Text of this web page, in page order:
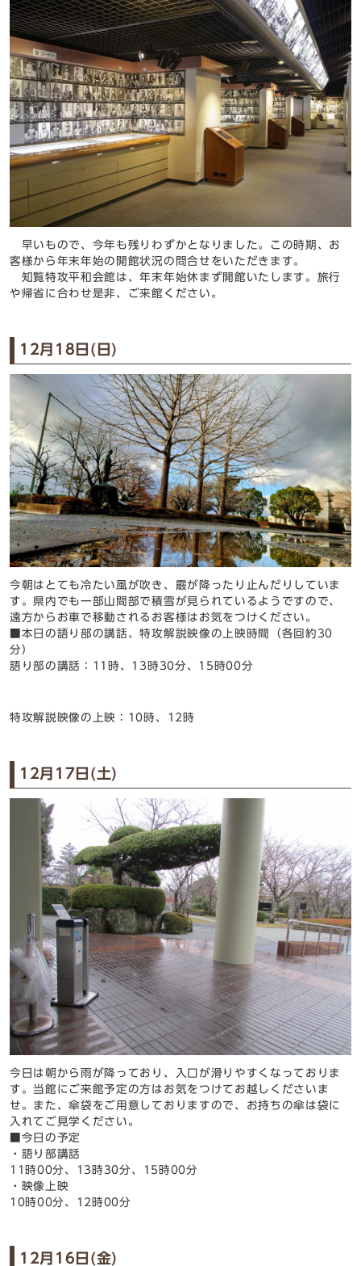
早いもので、今年も残りわずかとなりました。この時期、お
客様から年末年始の開館状況の問合せをいただきます。
知覧特攻平和会館は、年末年始休まず開館いたします。旅行
や帰省に合わせ是非、ご来館ください。
12月18日(日)
今朝はとても冷たい風が吹き、霰が降ったり止んだりしていま
す。県内でも一部山間部で積雪が見られているようですので、
遠方からお車で移動されるお客様はお気をつけください。
■本日の語り部の講話、特攻解説映像の上映時間（各回約30
分）
語り部の講話：11時、13時30分、15時00分
特攻解説映像の上映：10時、12時
12月17日(土)
今日は朝から雨が降っており、入口が滑りやすくなっておりま
す。当館にご来館予定の方はお気をつけてお越しくださいま
せ。また、傘袋をご用意しておりますので、お持ちの傘は袋に
入れてご見学ください。
■今日の予定
・語り部講話
11時00分、13時30分、15時00分
・映像上映
10時00分、12時00分
12月16日(金)